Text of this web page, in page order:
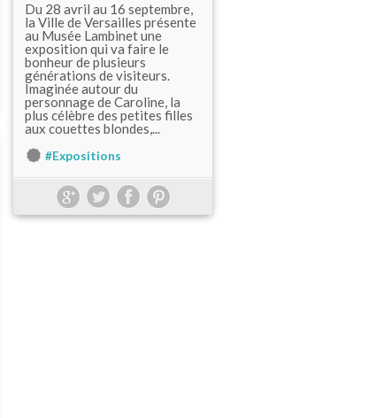
Du 28 avril au 16 septembre,
la Ville de Versailles présente
au Musée Lambinet une
exposition qui va faire le
bonheur de plusieurs
générations de visiteurs.
Imaginée autour du
personnage de Caroline, la
plus célèbre des petites filles
aux couettes blondes,...
#Expositions